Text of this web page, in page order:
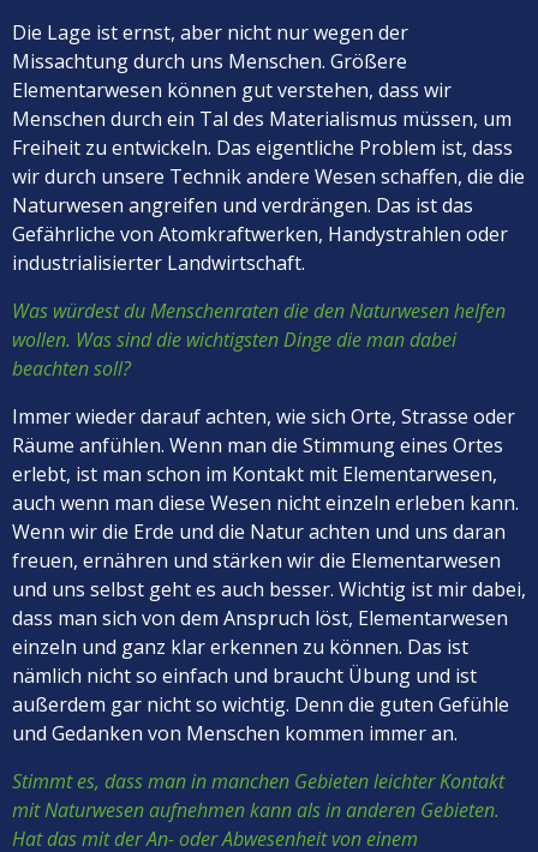
Die Lage ist ernst, aber nicht nur wegen der
Missachtung durch uns Menschen. Größere
Elementarwesen können gut verstehen, dass wir
Menschen durch ein Tal des Materialismus müssen, um
Freiheit zu entwickeln. Das eigentliche Problem ist, dass
wir durch unsere Technik andere Wesen schaffen, die die
Naturwesen angreifen und verdrängen. Das ist das
Gefährliche von Atomkraftwerken, Handystrahlen oder
industrialisierter Landwirtschaft.
Was würdest du Menschenraten die den Naturwesen helfen
wollen. Was sind die wichtigsten Dinge die man dabei
beachten soll?
Immer wieder darauf achten, wie sich Orte, Strasse oder
Räume anfühlen. Wenn man die Stimmung eines Ortes
erlebt, ist man schon im Kontakt mit Elementarwesen,
auch wenn man diese Wesen nicht einzeln erleben kann.
Wenn wir die Erde und die Natur achten und uns daran
freuen, ernähren und stärken wir die Elementarwesen
und uns selbst geht es auch besser. Wichtig ist mir dabei,
dass man sich von dem Anspruch löst, Elementarwesen
einzeln und ganz klar erkennen zu können. Das ist
nämlich nicht so einfach und braucht Übung und ist
außerdem gar nicht so wichtig. Denn die guten Gefühle
und Gedanken von Menschen kommen immer an.
Stimmt es, dass man in manchen Gebieten leichter Kontakt
mit Naturwesen aufnehmen kann als in anderen Gebieten.
Hat das mit der An- oder Abwesenheit von einem